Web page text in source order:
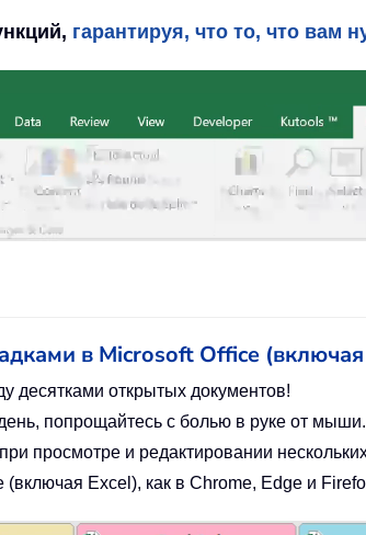
гарантируя, что то, что вам
в Microsoft Office
десятками открытых документов!
попрощайтесь с болью в руке от мыши.
просмотре и редактировании
Excel), как в Chrome, Edge и